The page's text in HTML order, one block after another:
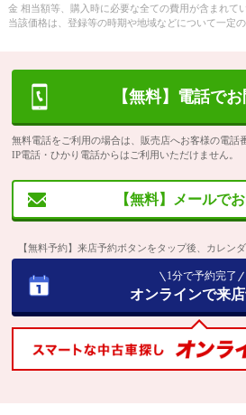
金 相当額等、購入時に必要な全ての費用が含まれてい
当該価格は、登録等の時期や地域などについて一定
【無料】電話で
無料電話をご利用の場合は、販売店へお客様の電話
IP電話・ひかり電話からはご利用いただけません。
【無料】メールで
【無料予約】来店予約ボタンをタップ後、カレン
1分で予約完了
オンラインで来